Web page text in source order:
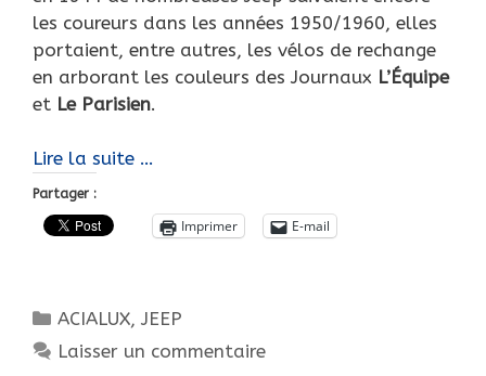
les coureurs dans les années 1950/1960, elles
portaient, entre autres, les vélos de rechange
en arborant les couleurs des Journaux L’Équipe
et Le Parisien.
Lire la suite …
France,
en
pédales
!
Partager :
Imprimer E-mail
Catégories
ACIALUX,JEEP
Laisser un commentaire